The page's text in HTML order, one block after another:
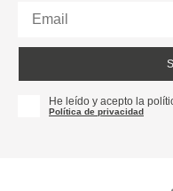
He leído y acepto la
Política de privacidad